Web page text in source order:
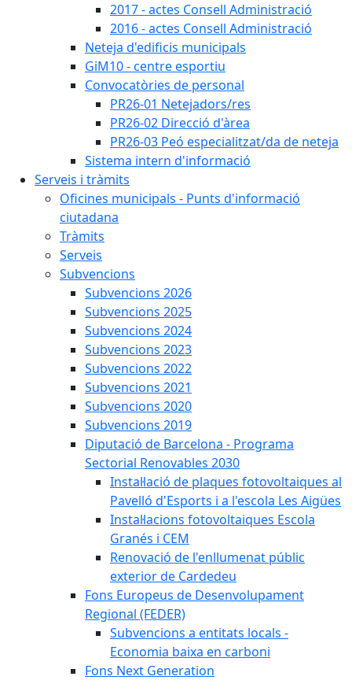
2017 - actes Consell Administració
2016 - actes Consell Administració
Neteja d'edificis municipals
GiM10 - centre esportiu
Convocatòries de personal
PR26-01 Netejadors/res
PR26-02 Direcció d'àrea
PR26-03 Peó especialitzat/da de neteja
Sistema intern d'informació
Serveis i tràmits
Oficines municipals - Punts d'informació
ciutadana
Tràmits
Serveis
Subvencions
Subvencions 2026
Subvencions 2025
Subvencions 2024
Subvencions 2023
Subvencions 2022
Subvencions 2021
Subvencions 2020
Subvencions 2019
Diputació de Barcelona - Programa
Sectorial Renovables 2030
Instal·lació de plaques fotovoltaiques al
Pavelló d'Esports i a l'escola Les Aigües
Instal·lacions fotovoltaiques Escola
Granés i CEM
Renovació de l'enllumenat públic
exterior de Cardedeu
Fons Europeus de Desenvolupament
Regional (FEDER)
Subvencions a entitats locals -
Economia baixa en carboni
Fons Next Generation